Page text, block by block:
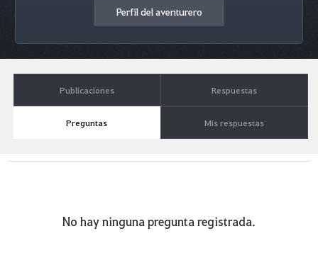
Perfil del aventurero
Publicaciones Respuestas
Preguntas Mis respuestas
No hay ninguna pregunta registrada.